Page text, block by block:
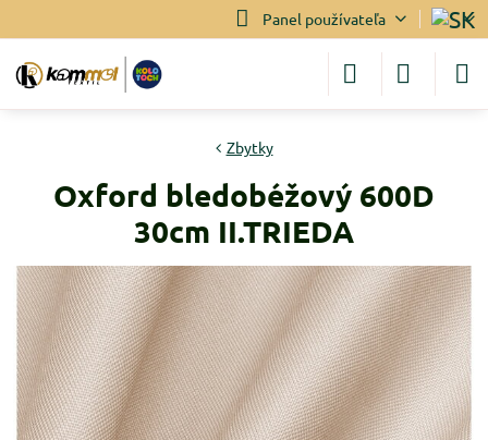
Panel používateľa
Zbytky
Oxford bledobéžový 600D
30cm II.TRIEDA